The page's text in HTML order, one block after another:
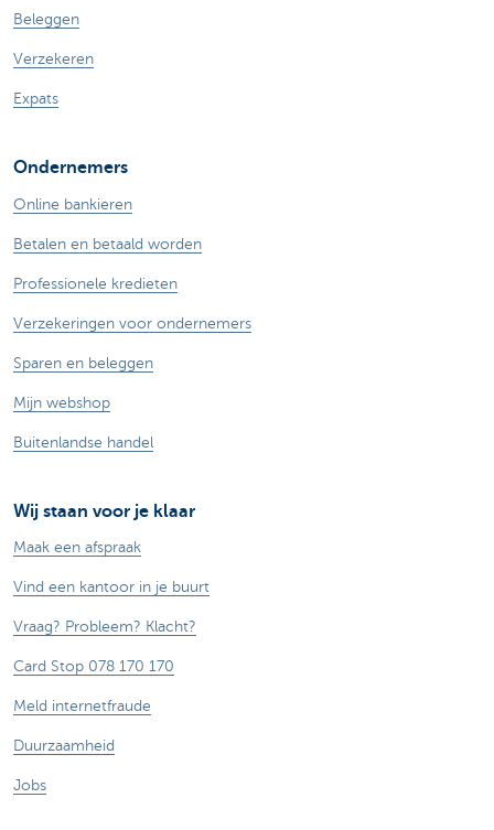
Beleggen
Verzekeren
Expats
Ondernemers
Online bankieren
Betalen en betaald worden
Professionele kredieten
Verzekeringen voor ondernemers
Sparen en beleggen
Mijn webshop
Buitenlandse handel
Wij staan voor je klaar
Maak een afspraak
Vind een kantoor in je buurt
Vraag? Probleem? Klacht?
Card Stop 078 170 170
Meld internetfraude
Duurzaamheid
Jobs